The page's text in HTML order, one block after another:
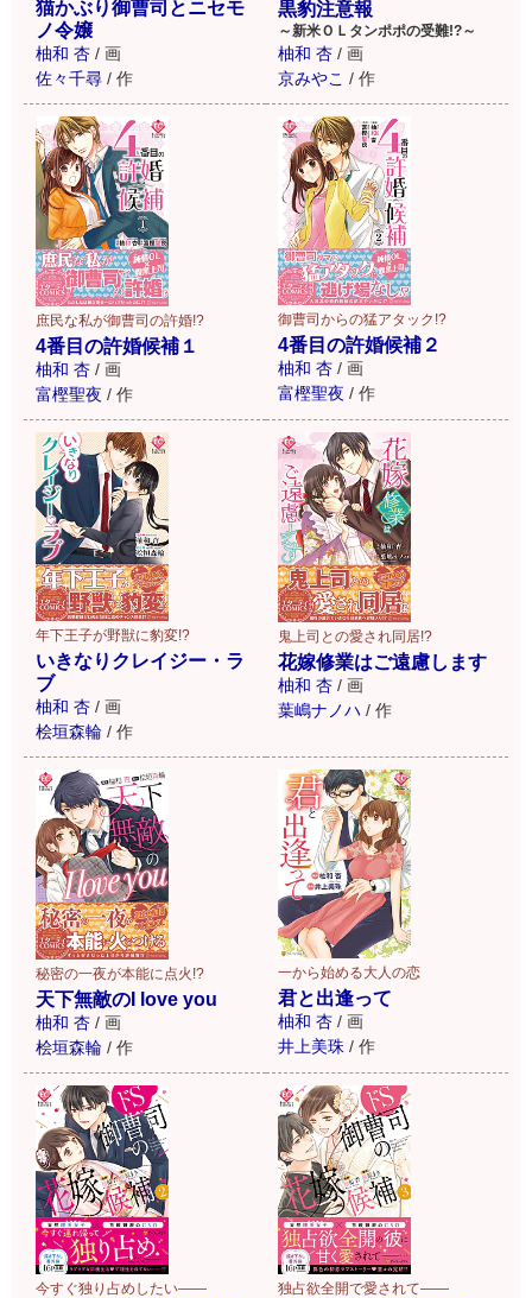
猫かぶり御曹司とニセモ
ノ令嬢
柚和 杏 / 画
佐々千尋 / 作
黒豹注意報
～新米ＯＬタンポポの受難!?～
柚和 杏 / 画
京みやこ / 作
庶民な私が御曹司の許婚!?
4番目の許婚候補１
柚和 杏 / 画
富樫聖夜 / 作
御曹司からの猛アタック!?
4番目の許婚候補２
柚和 杏 / 画
富樫聖夜 / 作
年下王子が野獣に豹変!?
いきなりクレイジー・ラ
ブ
柚和 杏 / 画
桧垣森輪 / 作
鬼上司との愛され同居!?
花嫁修業はご遠慮します
柚和 杏 / 画
葉嶋ナノハ / 作
秘密の一夜が本能に点火!?
天下無敵のI love you
柚和 杏 / 画
桧垣森輪 / 作
一から始める大人の恋
君と出逢って
柚和 杏 / 画
井上美珠 / 作
今すぐ独り占めしたい―― 独占欲全開で愛されて――